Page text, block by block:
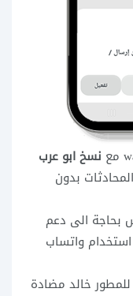
نسخ ابو عرب
بدون
بحاجة الى دعم
واتساب
: حيث تعتبر نسخة wa3 للمطور خالد مضادة